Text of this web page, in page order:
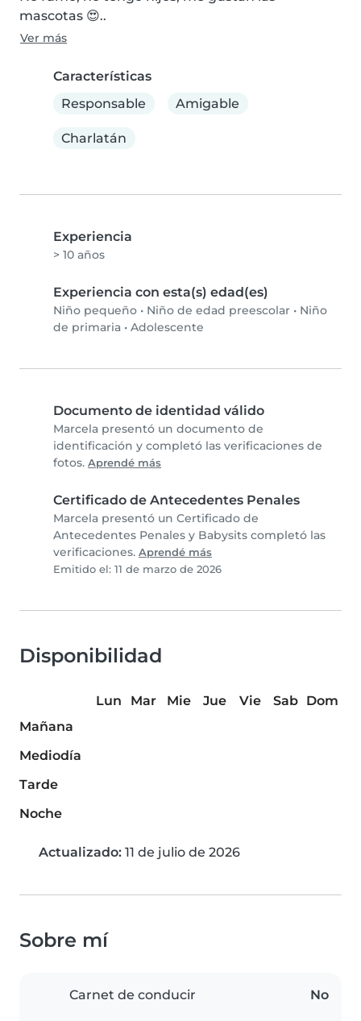
mascotas 😍..
Ver más
Características
Responsable
Amigable
Charlatán
Experiencia
> 10 años
Experiencia con esta(s) edad(es)
Niño pequeño • Niño de edad preescolar • Niño
de primaria • Adolescente
Documento de identidad válido
Marcela presentó un documento de
identificación y completó las verificaciones de
fotos. Aprendé más
Certificado de Antecedentes Penales
Marcela presentó un Certificado de
Antecedentes Penales y Babysits completó las
verificaciones. Aprendé más
Emitido el: 11 de marzo de 2026
Disponibilidad
Lun Mar Mie Jue Vie Sab
Dom
Mañana
Mediodía
Tarde
Noche
Actualizado: 11 de julio de 2026
Sobre mí
Carnet de conducir No